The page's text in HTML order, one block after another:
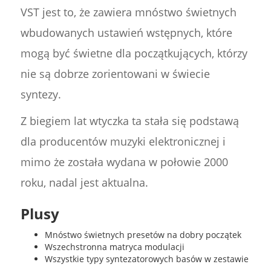
VST jest to, że zawiera mnóstwo świetnych
wbudowanych ustawień wstępnych, które
mogą być świetne dla początkujących, którzy
nie są dobrze zorientowani w świecie
syntezy.
Z biegiem lat wtyczka ta stała się podstawą
dla producentów muzyki elektronicznej i
mimo że została wydana w połowie 2000
roku, nadal jest aktualna.
Plusy
Mnóstwo świetnych presetów na dobry początek
Wszechstronna matryca modulacji
Wszystkie typy syntezatorowych basów w zestawie